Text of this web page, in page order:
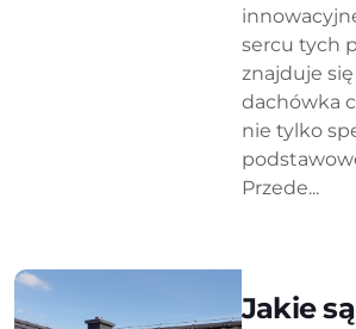
sercu tych
znajduje się
dachówka
nie tylko
Przede...
Jakie